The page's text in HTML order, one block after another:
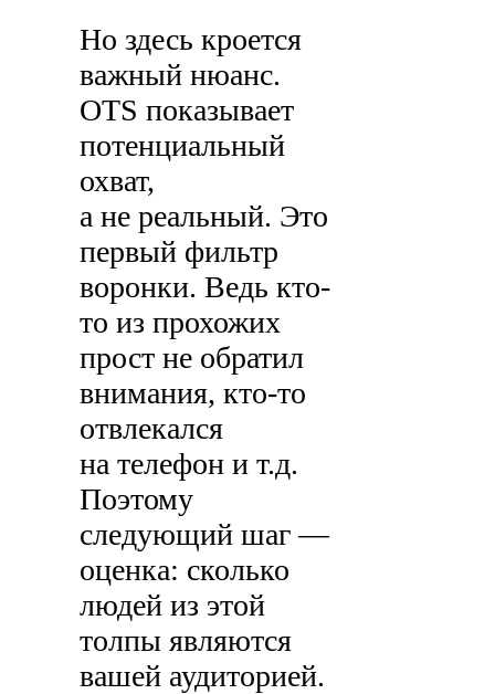
Но здесь кроется
важный нюанс.
OTS показывает
потенциальный
охват,
а не реальный. Это
первый фильтр
воронки. Ведь кто-
то из прохожих
прост не обратил
внимания, кто-то
отвлекался
на телефон и т.д.
Поэтому
следующий шаг —
оценка: сколько
людей из этой
толпы являются
вашей аудиторией.